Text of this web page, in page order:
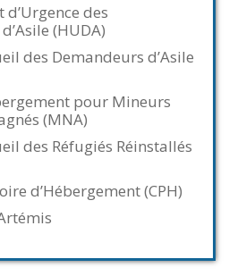
des
(HUDA)
des Demandeurs d’Asile
pour Mineurs
(MNA)
des Réfugiés Réinstallés
d’Hébergement (CPH)